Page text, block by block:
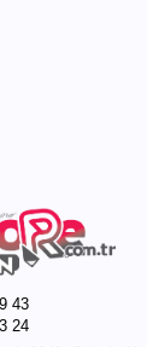
43
24